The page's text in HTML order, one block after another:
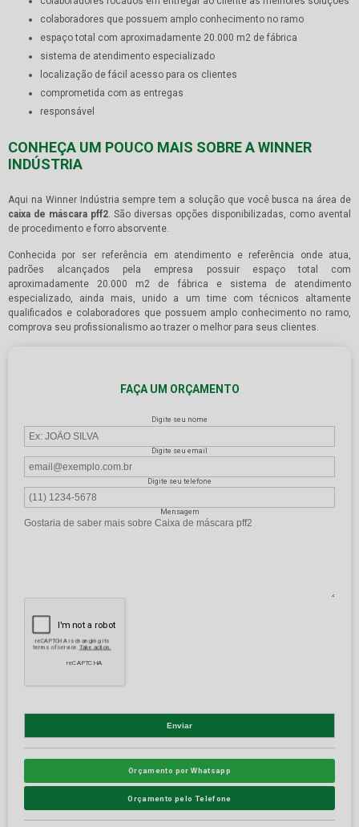
colaboradores que possuem amplo conhecimento no ramo
espaço total com aproximadamente 20.000 m2 de fábrica
sistema de atendimento especializado
localização de fácil acesso para os clientes
comprometida com as entregas
responsável
CONHEÇA UM POUCO MAIS SOBRE A WINNER
INDÚSTRIA
Aqui na Winner Indústria sempre tem a solução que você busca na área de
caixa de máscara pff2. São diversas opções disponibilizadas, como avental
de procedimento e forro absorvente.
Conhecida por ser referência em atendimento e referência onde atua,
padrões alcançados pela empresa possuir espaço total com
aproximadamente 20.000 m2 de fábrica e sistema de atendimento
especializado, ainda mais, unido a um time com técnicos altamente
qualificados e colaboradores que possuem amplo conhecimento no ramo,
comprova seu profissionalismo ao trazer o melhor para seus clientes.
FAÇA UM ORÇAMENTO
Digite seu nome
Digite seu email
Digite seu telefone
Mensagem
Orçamento por Whatsapp
Orçamento pelo Telefone